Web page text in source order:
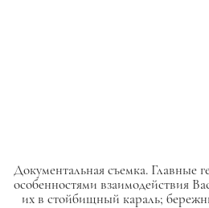
Документальная съемка.
особенностями взаимодействия
их в стойбищный караль;